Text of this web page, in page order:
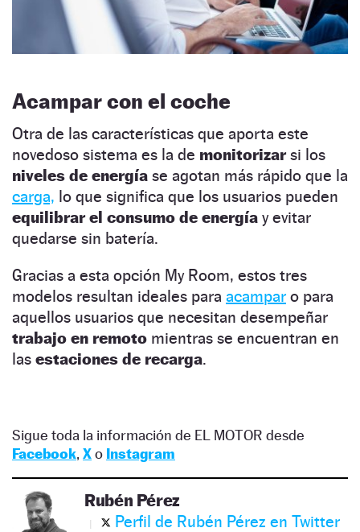
Acampar con el coche
Otra de las características que aporta este
novedoso sistema es la de monitorizarsi los
niveles de energía se agotan más rápido que la
carga, lo que significa que los usuarios pueden
equilibrar el consumo de energía y evitar
quedarse sin batería.
Gracias a esta opción My Room, estos tres
modelos resultan ideales para acampar o para
aquellos usuarios que necesitan desempeñar
trabajo en remoto mientras se encuentran en
las estaciones de recarga.
Sigue toda la información de EL MOTOR desde
Facebook, Xo Instagram
Rubén Pérez
Perfil de Rubén Pérez en Twitter